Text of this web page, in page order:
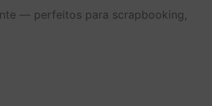
— perfeitos para scrapbooking,